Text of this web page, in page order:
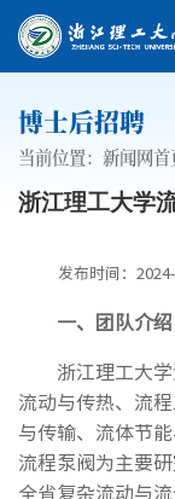
博士后招聘
当前位置： 新闻网首
浙江理工大学
发布时间：
一、团队介绍
浙江理工大
流动与传热、流
与传输、流体节
流程泵阀为主要
全省复杂流动与